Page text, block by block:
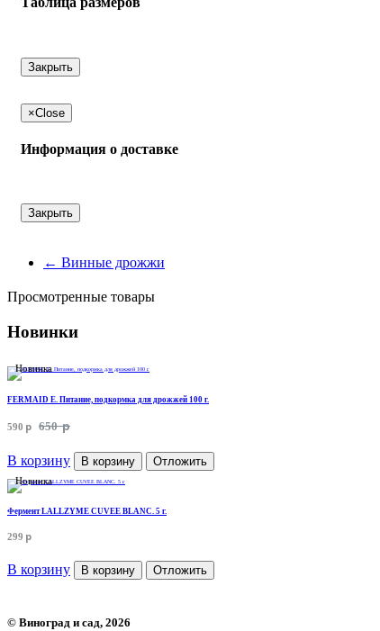
Закрыть
×Close
Информация о доставке
Закрыть
← Винные дрожжи
Просмотренные товары
Новинки
Новинка
FERMAID E. Питание, подкормка для дрожжей 100 г.
590 p 650 p
В корзину В корзину Отложить
Новинка
Фермент LALLZYME CUVEE BLANC. 5 г.
299 p
В корзину В корзину Отложить
© Виноград и сад, 2026